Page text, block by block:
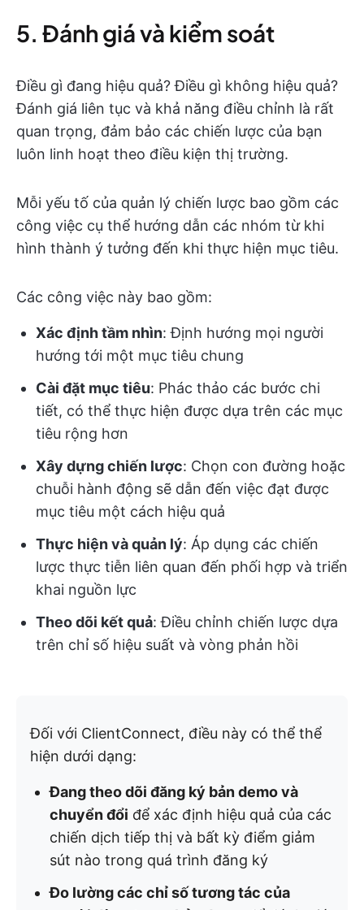
5. Đánh giá và kiểm soát
Điều gì đang hiệu quả? Điều gì không hiệu quả?
Đánh giá liên tục và khả năng điều chỉnh là rất
quan trọng, đảm bảo các chiến lược của bạn
luôn linh hoạt theo điều kiện thị trường.
Mỗi yếu tố của quản lý chiến lược bao gồm các
công việc cụ thể hướng dẫn các nhóm từ khi
hình thành ý tưởng đến khi thực hiện mục tiêu.
Các công việc này bao gồm:
Xác định tầm nhìn: Định hướng mọi người
hướng tới một mục tiêu chung
Cài đặt mục tiêu: Phác thảo các bước chi
tiết, có thể thực hiện được dựa trên các mục
tiêu rộng hơn
Xây dựng chiến lược: Chọn con đường hoặc
chuỗi hành động sẽ dẫn đến việc đạt được
mục tiêu một cách hiệu quả
Thực hiện và quản lý: Áp dụng các chiến
lược thực tiễn liên quan đến phối hợp và triển
khai nguồn lực
Theo dõi kết quả: Điều chỉnh chiến lược dựa
trên chỉ số hiệu suất và vòng phản hồi
Đối với ClientConnect, điều này có thể thể
hiện dưới dạng:
Đang theo dõi đăng ký bản demo và
chuyển đổi để xác định hiệu quả của các
chiến dịch tiếp thị và bất kỳ điểm giảm
sút nào trong quá trình đăng ký
Đo lường các chỉ số tương tác của